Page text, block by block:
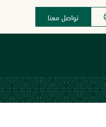
تواصل معنا